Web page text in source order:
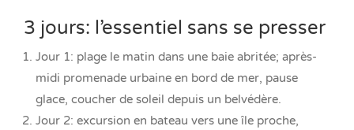
3 jours: l’essentiel sans se presser
Jour 1: plage le matin dans une baie abritée; après-
midi promenade urbaine en bord de mer, pause
glace, coucher de soleil depuis un belvédère.
Jour 2: excursion en bateau vers une île proche,